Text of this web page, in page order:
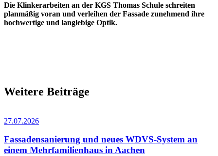
Die Klinkerarbeiten an der KGS Thomas Schule schreiten
planmäßig voran und verleihen der Fassade zunehmend ihre
hochwertige und langlebige Optik.
Weitere Beiträge
27.07.2026
Fassadensanierung und neues WDVS-System an
einem Mehrfamilienhaus in Aachen